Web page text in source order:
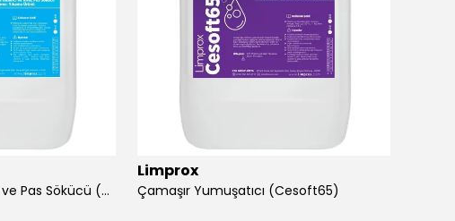
Çamaşır Grilik Giderici ve Pas Sökücü (G57)
Limprox
Çamaşır Yumuşatıcı (Cesoft65)